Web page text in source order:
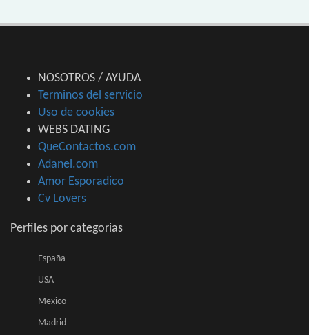
NOSOTROS / AYUDA
Terminos del servicio
Uso de cookies
WEBS DATING
QueContactos.com
Adanel.com
Amor Esporadico
Cv Lovers
Perfiles por categorias
España
USA
Mexico
Madrid